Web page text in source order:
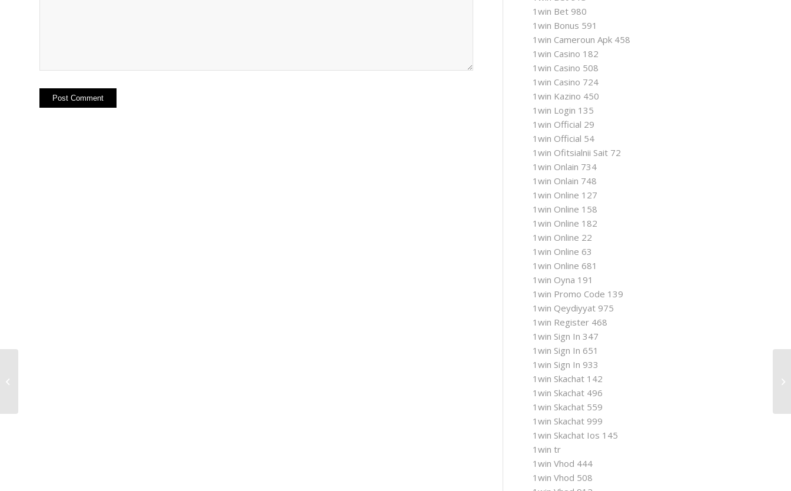
1win Bet 980
1win Bonus 591
1win Cameroun Apk 458
1win Casino 182
1win Casino 508
1win Casino 724
1win Kazino 450
1win Login 135
1win Official 29
1win Official 54
1win Ofitsialnii Sait 72
1win Onlain 734
1win Onlain 748
1win Online 127
1win Online 158
1win Online 182
1win Online 22
1win Online 63
1win Online 681
1win Oyna 191
1win Promo Code 139
1win Qeydiyyat 975
1win Register 468
1win Sign In 347
1win Sign In 651
1win Sign In 933
1win Skachat 142
1win Skachat 496
1win Skachat 559
1win Skachat 999
1win Skachat Ios 145
1win tr
1win Vhod 444
1win Vhod 508